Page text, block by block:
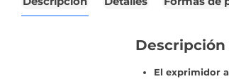
Descripción
El exprimidor